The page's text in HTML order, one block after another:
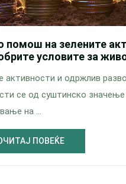
помош на зелените
условите за
активности и одржлив
се од суштинско
на …
ПОВЕЌЕ